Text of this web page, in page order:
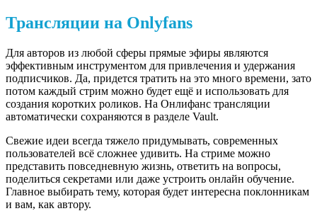
Трансляции на Onlyfans
Для авторов из любой сферы прямые эфиры являются
эффективным инструментом для привлечения и удержания
подписчиков. Да, придется тратить на это много времени, зато
потом каждый стрим можно будет ещё и использовать для
создания коротких роликов. На Онлифанс трансляции
автоматически сохраняются в разделе Vault.
Свежие идеи всегда тяжело придумывать, современных
пользователей всё сложнее удивить. На стриме можно
представить повседневную жизнь, ответить на вопросы,
поделиться секретами или даже устроить онлайн обучение.
Главное выбирать тему, которая будет интересна поклонникам
и вам, как автору.